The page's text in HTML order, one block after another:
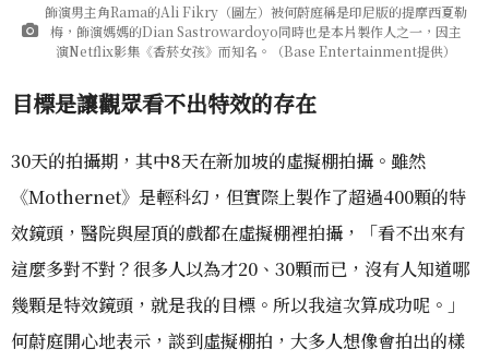
飾演男主角Rama的Ali Fikry（圖左）被何蔚庭稱是印尼版的提摩西夏勒
梅，飾演媽媽的Dian Sastrowardoyo同時也是本片製作人之一，因主
演Netflix影集《香菸女孩》而知名。（Base Entertainment提供）
目標是讓觀眾看不出特效的存在
30天的拍攝期，其中8天在新加坡的虛擬棚拍攝。雖然
《Mothernet》是輕科幻，但實際上製作了超過400顆的特
效鏡頭，醫院與屋頂的戲都在虛擬棚裡拍攝，「看不出來有
這麼多對不對？很多人以為才20、30顆而已，沒有人知道哪
幾顆是特效鏡頭，就是我的目標。所以我這次算成功呢。」
何蔚庭開心地表示，談到虛擬棚拍，大多人想像會拍出的樣